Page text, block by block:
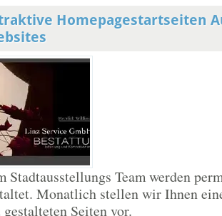
Homepagestartseiten
Stadtausstellungs Team werden
Monatlich stellen wir Ihnen
gestalteten Seiten vor.